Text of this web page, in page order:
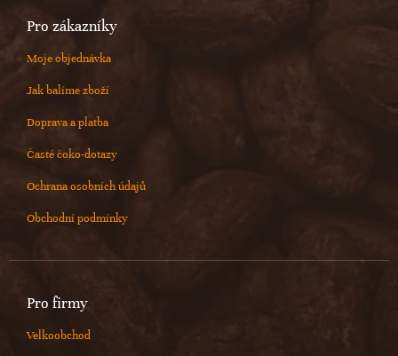
Pro zákazníky
Moje objednávka
Jak balíme zboží
Doprava a platba
Časté čoko-dotazy
Ochrana osobních údajů
Obchodní podmínky
Pro firmy
Velkoobchod